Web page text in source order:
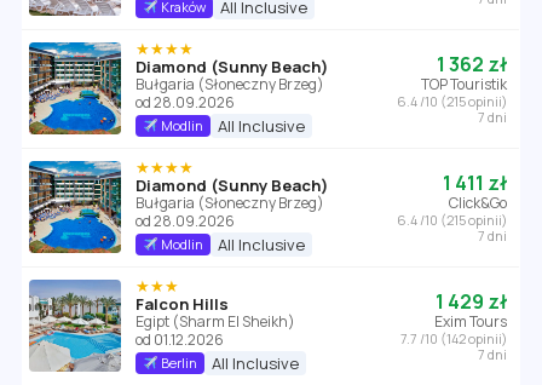
Kraków All Inclusive
★★★★
Diamond (Sunny Beach)
Bułgaria (Słoneczny Brzeg)
od 28.09.2026
Modlin All Inclusive
1 362 zł
TOP Touristik
6.4 /10 (215 opinii)
7 dni
★★★★
Diamond (Sunny Beach)
Bułgaria (Słoneczny Brzeg)
od 28.09.2026
Modlin All Inclusive
1 411 zł
Click&Go
6.4 /10 (215 opinii)
7 dni
★★★
Falcon Hills
Egipt (Sharm El Sheikh)
od 01.12.2026
Berlin All Inclusive
1 429 zł
Exim Tours
7.7 /10 (142 opinii)
7 dni